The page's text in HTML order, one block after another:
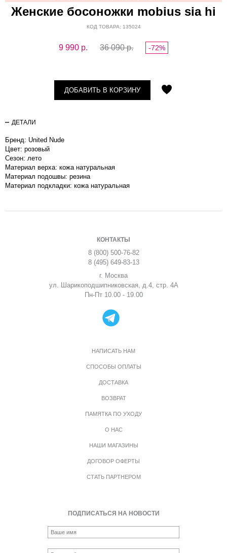
Женские босоножки mobius sia hi
КОД ТОВАРА: 135024
9 990 р. 36 090 р. -72%
ДОБАВИТЬ В КОРЗИНУ
ДЕТАЛИ
Бренд: United Nude
Цвет: розовый
Сезон: лето
Материал верха: кожа натуральная
Материал подошвы: резина
Материал подкладки: кожа натуральная
КОНТАКТЫ
8 (800) 500-76-82
8 (495) 649-83-13
г. Москва
ул. Шарикоподшипниковская, д.4, стр. 4А
Пн-Пт 10.00 - 19.00
НАПИСАТЬ НАМ
СПОСОБЫ ОПЛАТЫ
ДОСТАВКА
ВОЗВРАТ
ПАМЯТКА ПО УХОДУ
О НАС
НАШИ МАГАЗИНЫ
ДОГОВОР ОФЕРТЫ
СТАТЬ ПАРТНЕРОМ
ПОДПИСАТЬСЯ НА НОВОСТИ